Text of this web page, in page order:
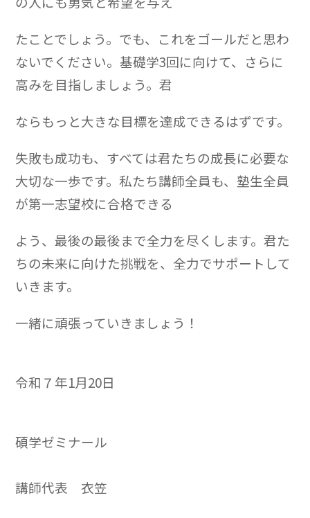
たことでしょう。でも、これをゴールだと思わ
ないでください。基礎学3回に向けて、さらに
高みを目指しましょう。君
ならもっと大きな目標を達成できるはずです。
失敗も成功も、すべては君たちの成長に必要な
大切な一歩です。私たち講師全員も、塾生全員
が第一志望校に合格できる
よう、最後の最後まで全力を尽くします。君た
ちの未来に向けた挑戦を、全力でサポートして
いきます。
一緒に頑張っていきましょう！
令和７年1月20日
碩学ゼミナール
講師代表 衣笠